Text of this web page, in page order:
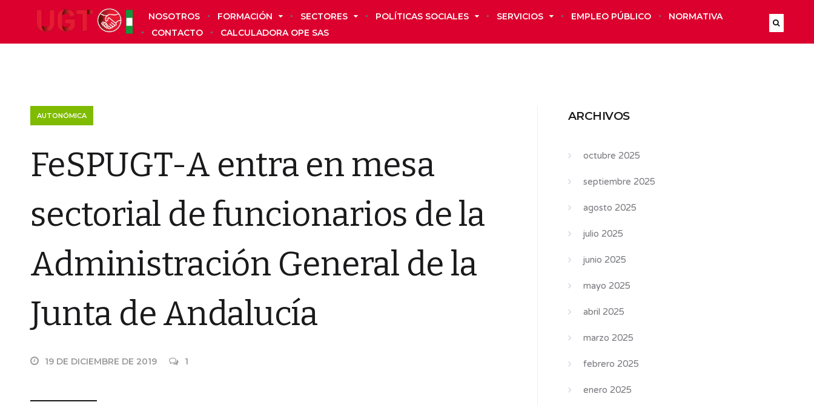
NOSOTROS FORMACIÓN SECTORES POLÍTICAS SOCIALES SERVICIOS EMPLEO PÚBLICO
NORMATIVA
CONTACTO
CALCULADORA OPE SAS
AUTONÓMICA
FeSPUGT-A entra en mesa
sectorial de funcionarios de la
Administración General de la
Junta de Andalucía
19 DE DICIEMBRE DE 2019 1
ARCHIVOS
octubre 2025
septiembre 2025
agosto 2025
julio 2025
junio 2025
mayo 2025
abril 2025
marzo 2025
febrero 2025
enero 2025